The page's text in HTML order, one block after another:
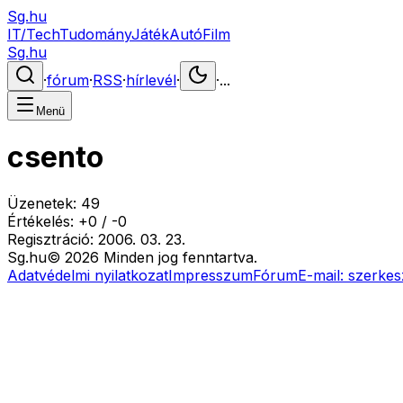
Sg.hu
IT/TechTudományJátékAutóFilm
Sg.hu
·fórum·RSS·hírlevél· ·...
Menü
csento
Üzenetek: 49
Értékelés: +0 / -0
Regisztráció: 2006. 03. 23.
Sg.hu© 2026 Minden jog fenntartva.
Adatvédelmi nyilatkozatImpresszumFórumE-mail: